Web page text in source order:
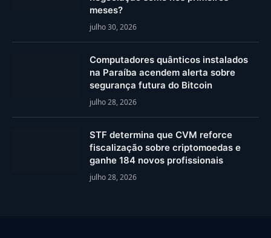
meses?
julho 30, 2026
Computadores quânticos instalados
na Paraíba acendem alerta sobre
segurança futura do Bitcoin
julho 28, 2026
STF determina que CVM reforce
fiscalização sobre criptomoedas e
ganhe 184 novos profissionais
julho 28, 2026